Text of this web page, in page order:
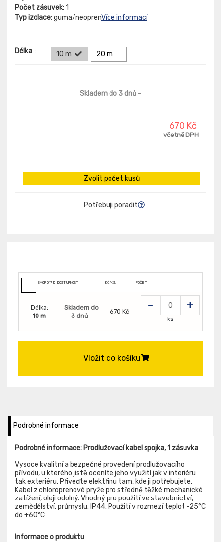
Počet zásuvek:1
Typ izolace:guma/neoprenVíce informací
Délka : 10 m 20 m
Skladem do 3 dnů -
670 Kč
včetně DPH
Zvolit počet kusů
Potřebuji poradit
EMOP01710 DOSTUPNOST KČ/KS: POČET
Délka:
10 m
Skladem do
3 dnů
670 Kč - +
ks
Vložit do košíku
Podrobné informace
Podrobné informace: Prodlužovací kabel spojka, 1 zásuvka
Vysoce kvalitní a bezpečné provedení prodlužovacího
přívodu, u kterého jistě oceníte jeho využití jak v interiéru
tak exteriéru. Přiveďte elektřinu tam, kde ji potřebujete.
Kabel z chloroprenové pryže pro středně těžké mechanické
zatížení, oleji odolný. Vhodný pro použití ve stavebnictví,
zemědělství, průmyslu. IP44. Použití v rozmezí teplot -25°C
do +60°C
Informace o produktu